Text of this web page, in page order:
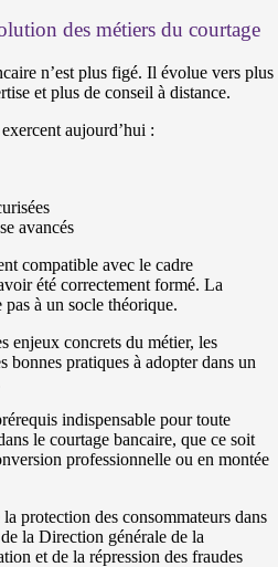
des métiers du courtage
n’est plus figé. Il évolue vers plus
et plus de conseil à distance.
aujourd’hui :
avancés
compatible avec le cadre
été correctement formé. La
à un socle théorique.
enjeux concrets du métier, les
bonnes pratiques à adopter dans un
indispensable pour toute
le courtage bancaire, que ce soit
professionnelle ou en montée
protection des consommateurs dans
la Direction générale de la
et de la répression des fraudes